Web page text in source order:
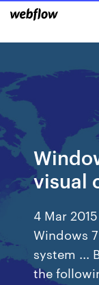
visual
4 Mar
Windows
system ...
the